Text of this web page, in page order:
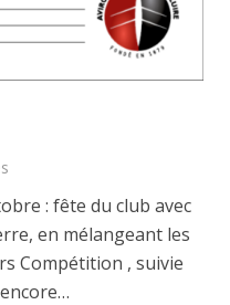
: fête du club avec
en mélangeant les
Compétition , suivie